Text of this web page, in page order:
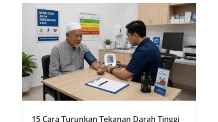
15 Cara Turunkan Tekanan Darah Tinggi